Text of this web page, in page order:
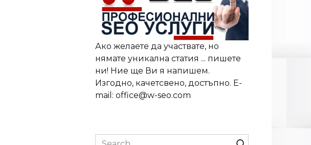
Ако желаете да участвате, но
нямате уникална статия ... пишете
ни! Ние ще Ви я напишем.
Изгодно, качетсвено, достъпно. E-
mail: office@w-seo.com
Search